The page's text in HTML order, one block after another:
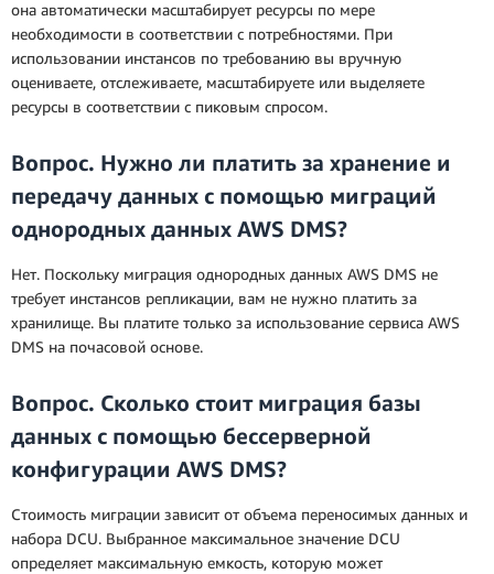
она автоматически масштабирует ресурсы по мере
необходимости в соответствии с потребностями. При
использовании инстансов по требованию вы вручную
оцениваете, отслеживаете, масштабируете или выделяете
ресурсы в соответствии с пиковым спросом.
Вопрос. Нужно ли платить за хранение и
передачу данных с помощью миграций
однородных данных AWS DMS?
Нет. Поскольку миграция однородных данных AWS DMS не
требует инстансов репликации, вам не нужно платить за
хранилище. Вы платите только за использование сервиса AWS
DMS на почасовой основе.
Вопрос. Сколько стоит миграция базы
данных с помощью бессерверной
конфигурации AWS DMS?
Стоимость миграции зависит от объема переносимых данных и
набора DCU. Выбранное максимальное значение DCU
определяет максимальную емкость, которую может